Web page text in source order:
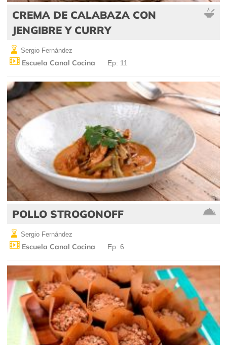
CREMA DE CALABAZA CON
JENGIBRE Y CURRY
Sergio Fernández
Escuela Canal Cocina Ep: 11
POLLO STROGONOFF
Sergio Fernández
Escuela Canal Cocina Ep: 6